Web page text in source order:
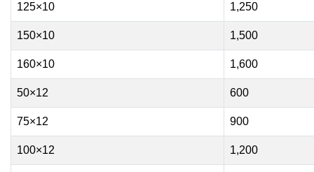
125×10 1,250
150×10 1,500
160×10 1,600
50×12 600
75×12 900
100×12 1,200